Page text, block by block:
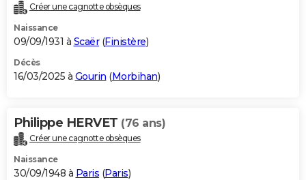
Créer une cagnotte obsèques
Naissance
09/09/1931 à Scaër(Finistère)
Décès
16/03/2025 à Gourin (Morbihan)
Philippe HERVET (76 ans)
Créer une cagnotte obsèques
Naissance
30/09/1948 à Paris (Paris)